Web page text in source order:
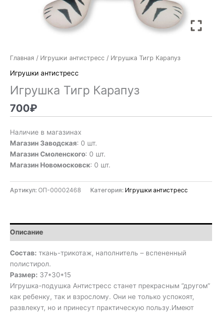
Главная / Игрушки антистресс / Игрушка Тигр Карапуз
Игрушки антистресс
Игрушка Тигр Карапуз
700₽
Наличие в магазинах
Магазин Заводская: 0 шт.
Магазин Смоленского: 0 шт.
Магазин Новомосковск: 0 шт.
Артикул: ОП-00002468 Категория: Игрушки антистресс
Описание
Состав: ткань-трикотаж, наполнитель – вспененный
полистирол.
Размер: 37*30*15
Игрушка-подушка Антистресс станет прекрасным “другом”
как ребенку, так и взрослому. Они не только успокоят,
развлекут, но и принесут практическую пользу.Имеют